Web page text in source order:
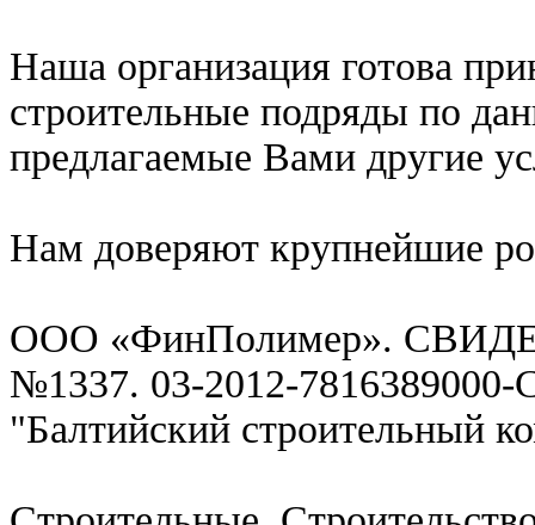
Наша организация готова
строительные подряды по
предлагаемые Вами другие
Нам доверяют крупнейшие
ООО «ФинПолимер».
№1337. 03-2012-
"Балтийский строительный